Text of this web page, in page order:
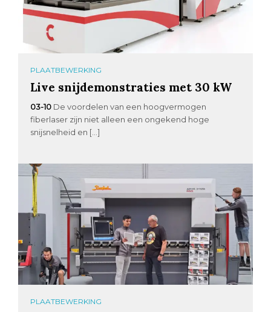
PLAATBEWERKING
Live snijdemonstraties met 30 kW
03-10 De voordelen van een hoogvermogen
fiberlaser zijn niet alleen een ongekend hoge
snijsnelheid en […]
PLAATBEWERKING